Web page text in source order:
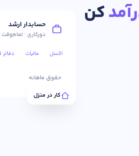
کن حسابدار ارشد
دورکاری · تمام‌وقت
اکسل مالیات دفاتر
حقوق ماهانه
کار در منزل
را بنویسید